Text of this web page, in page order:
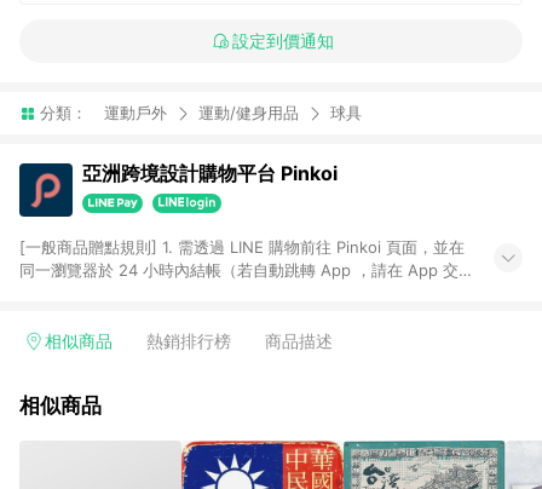
設定到價通知
分類： 運動戶外 運動/健身用品 球具
亞洲跨境設計購物平台 Pinkoi
[一般商品贈點規則] 1. 需透過 LINE 購物前往 Pinkoi 頁面，並在
同一瀏覽器於 24 小時內結帳（若自動跳轉 App ，請在 App 交
回饋訂單不得享有 Pinkoi 站方優惠，例如首購優惠，P coins，
行為，不具贈點資格，部分退款不在此限。 6. APP 請更新至
貨後 45 天後發送。 8. 群眾募資商品，禮物卡，開館保證金，補
運費，攤位費等不具贈點資格。 9. LINE 購物站上之商品規格、
相似商品 熱銷排行榜 商品描述
相似商品